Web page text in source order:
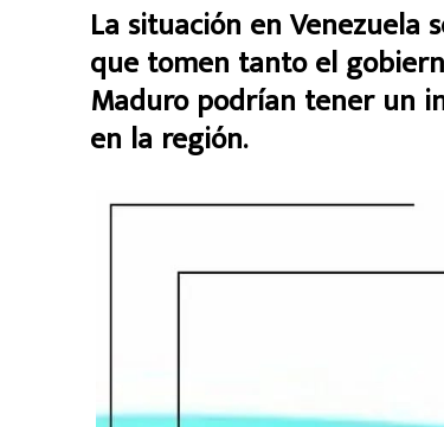
La situación en Venezuela
que tomen tanto el
Maduro podrían tener un
en la región.